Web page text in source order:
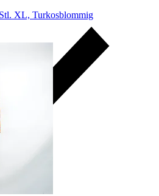
XL, Turkosblommig